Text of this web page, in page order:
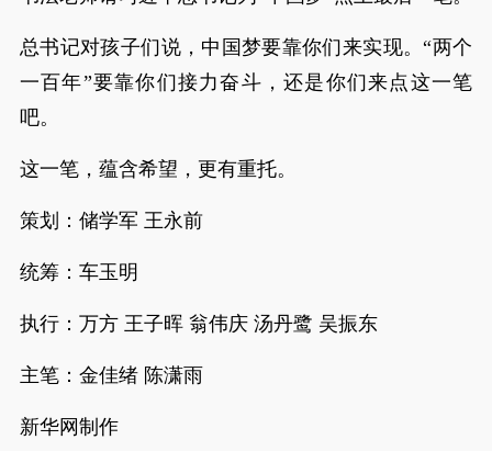
总书记对孩子们说，中国梦要靠你们来实现。“两个
一百年”要靠你们接力奋斗，还是你们来点这一笔
吧。
这一笔，蕴含希望，更有重托。
策划：储学军 王永前
统筹：车玉明
执行：万方 王子晖 翁伟庆 汤丹鹭 吴振东
主笔：金佳绪 陈潇雨
新华网制作